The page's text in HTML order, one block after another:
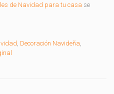
de Navidad para tu casa se
Decoración Navideña